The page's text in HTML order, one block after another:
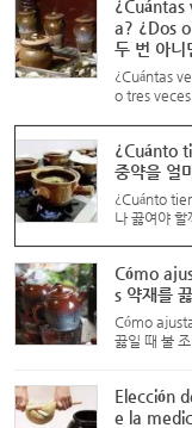
a? ¿Dos
두 번 아니
¿Cuántas
o tres
¿Cuánto
중약을 얼
¿Cuánto
나 끓여야
m...
Cómo
s 약재를
Cómo
끓일 때 불
Elección
e la